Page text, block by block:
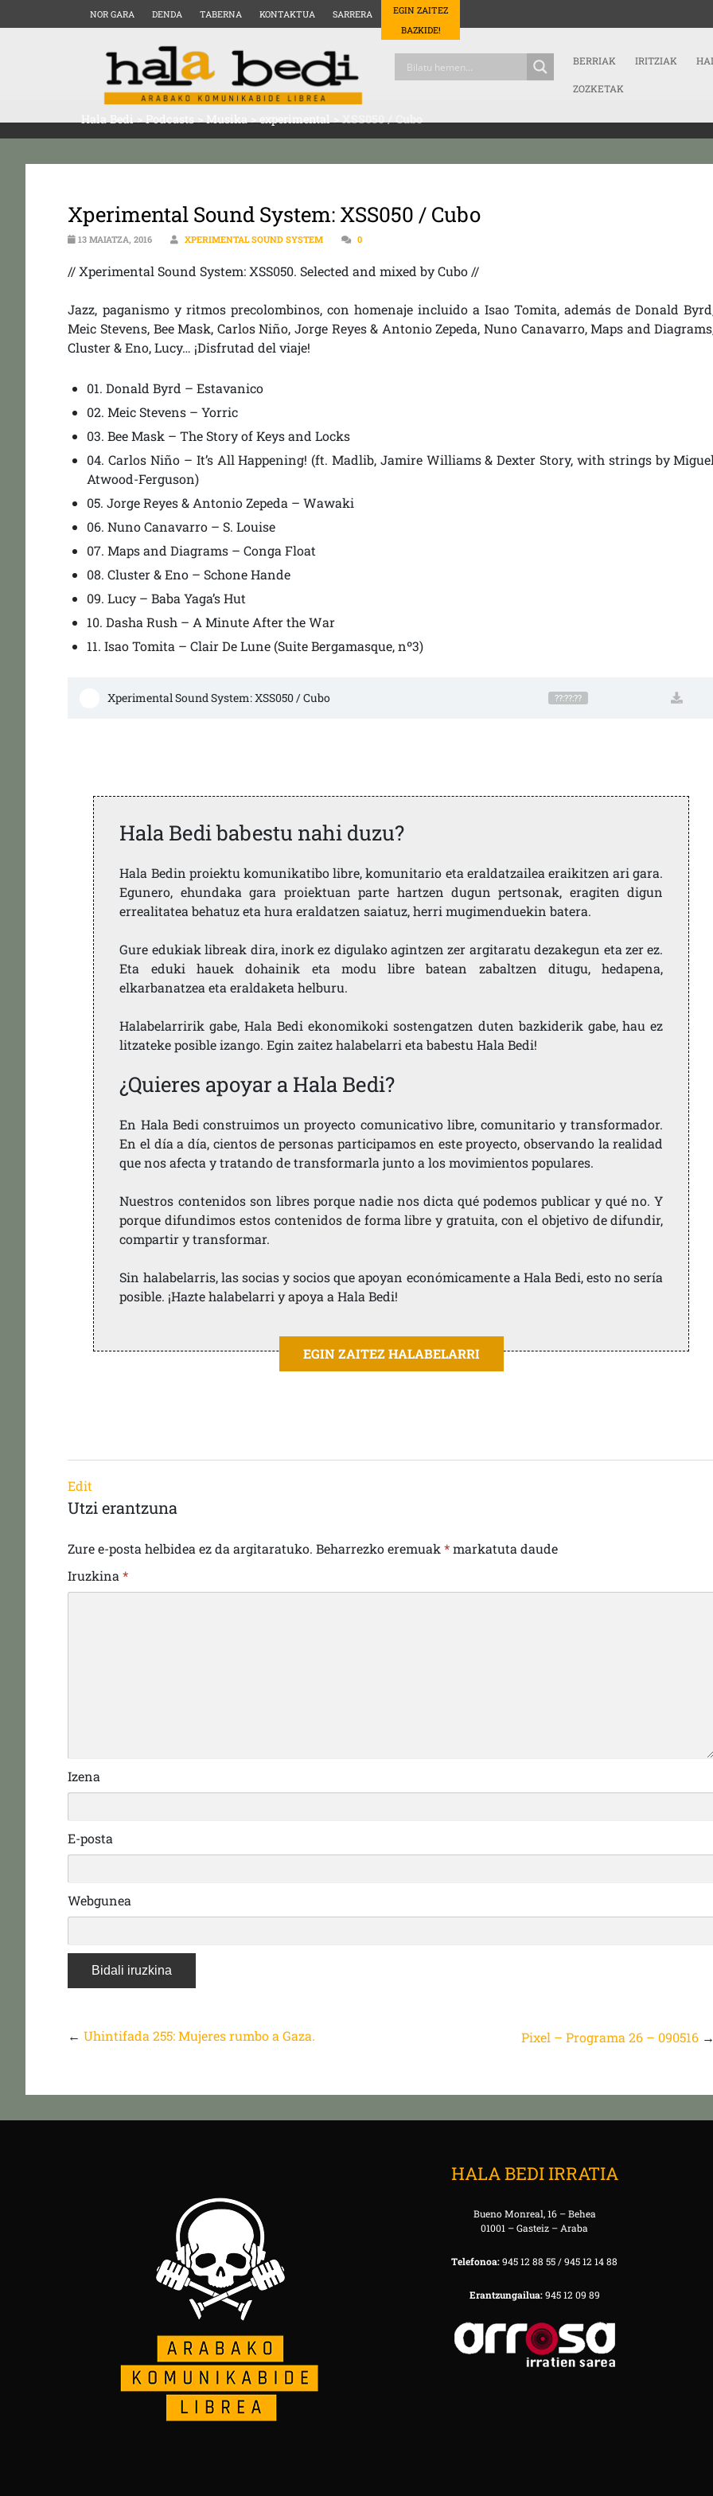
NOR GARA DENDA TABERNA KONTAKTUA SARRERA
EGIN ZAITEZ
BAZKIDE!
BERRIAK IRITZIAK
ZOZKETAK
Hala Bedi>Podcasts>Musika>experimental>XSS050 / Cubo
Xperimental Sound System: XSS050 / Cubo
13 MAIATZA, 2016 XPERIMENTAL SOUND SYSTEM 0
// Xperimental Sound System: XSS050. Selected and mixed by Cubo //
Jazz, paganismo y ritmos precolombinos, con homenaje incluido a Isao Tomita, además de Donald
Meic Stevens, Bee Mask, Carlos Niño, Jorge Reyes & Antonio Zepeda, Nuno Canavarro, Maps and
Cluster & Eno, Lucy… ¡Disfrutad del viaje!
01.Donald Byrd – Estavanico
02. Meic Stevens – Yorric
03. Bee Mask – The Story of Keys and Locks
04. Carlos Niño – It’s All Happening! (ft. Madlib, Jamire Williams & Dexter Story, with strings by
Atwood-Ferguson)
05. Jorge Reyes & Antonio Zepeda – Wawaki
06. Nuno Canavarro – S. Louise
07. Maps and Diagrams – Conga Float
08. Cluster & Eno – Schone Hande
09. Lucy – Baba Yaga’s Hut
10. Dasha Rush – A Minute After the War
11. Isao Tomita – Clair De Lune (Suite Bergamasque, nº3)
Xperimental Sound System: XSS050 / Cubo ??:??:??
Hala Bedi babestu nahi duzu?
Hala Bedin proiektu komunikatibo libre, komunitario eta eraldatzailea eraikitzen ari gara.
Egunero, ehundaka gara proiektuan parte hartzen dugun pertsonak, eragiten digun
errealitatea behatuz eta hura eraldatzen saiatuz, herri mugimenduekin batera.
Gure edukiak libreak dira, inork ez digulako agintzen zer argitaratu dezakegun eta zer ez.
Eta eduki hauek dohainik eta modu libre batean zabaltzen ditugu, hedapena,
elkarbanatzea eta eraldaketa helburu.
Halabelarririk gabe, Hala Bedi ekonomikoki sostengatzen duten bazkiderik gabe, hau ez
litzateke posible izango. Egin zaitez halabelarri eta babestu Hala Bedi!
¿Quieres apoyar a Hala Bedi?
En Hala Bedi construimos un proyecto comunicativo libre, comunitario y transformador.
En el día a día, cientos de personas participamos en este proyecto, observando la realidad
que nos afecta y tratando de transformarla junto a los movimientos populares.
Nuestros contenidos son libres porque nadie nos dicta qué podemos publicar y qué no. Y
porque difundimos estos contenidos de forma libre y gratuita, con el objetivo de difundir,
compartir y transformar.
Sin halabelarris, las socias y socios que apoyan económicamente a Hala Bedi, esto no sería
posible. ¡Hazte halabelarri y apoya a Hala Bedi!
EGIN ZAITEZ HALABELARRI
Edit
Utzi erantzuna
Zure e-posta helbidea ez da argitaratuko. Beharrezko eremuak*markatuta daude
Iruzkina*
Izena
E-posta
Webgunea
←Uhintifada 255: Mujeres rumbo a Gaza. Pixel – Programa 26 – 090516
HALA BEDI IRRATIA
Bueno Monreal, 16 – Behea
01001 – Gasteiz – Araba
Telefonoa:945 12 88 55 / 945 12 14 88
Erantzungailua:945 12 09 89